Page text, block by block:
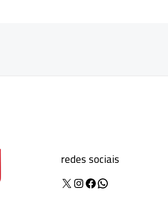
redes sociais
X Instagram
Facebook
WhatsApp